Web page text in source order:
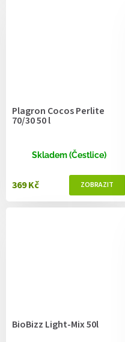
Plagron Cocos Perlite
70/30 50 l
Skladem (Čestlice)
369 Kč
BioBizz Light-Mix 50l